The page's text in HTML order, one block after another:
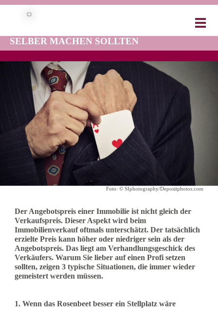
WARUM SIE PREISVERHANDLUNGEN
SELBER MACHEN SOLLTEN
Foto: © SIphotography/Depositphotos.com
Der Angebotspreis einer Immobilie ist nicht gleich der
Verkaufspreis. Dieser Aspekt wird beim
Immobilienverkauf oftmals unterschätzt. Der tatsächlich
erzielte Preis kann höher oder niedriger sein als der
Angebotspreis. Das liegt am Verhandlungsgeschick des
Verkäufers. Warum Sie lieber auf einen Profi setzen
sollten, zeigen 3 typische Situationen, die immer wieder
gemeistert werden müssen.
1. Wenn das Rosenbeet besser ein Stellplatz wäre